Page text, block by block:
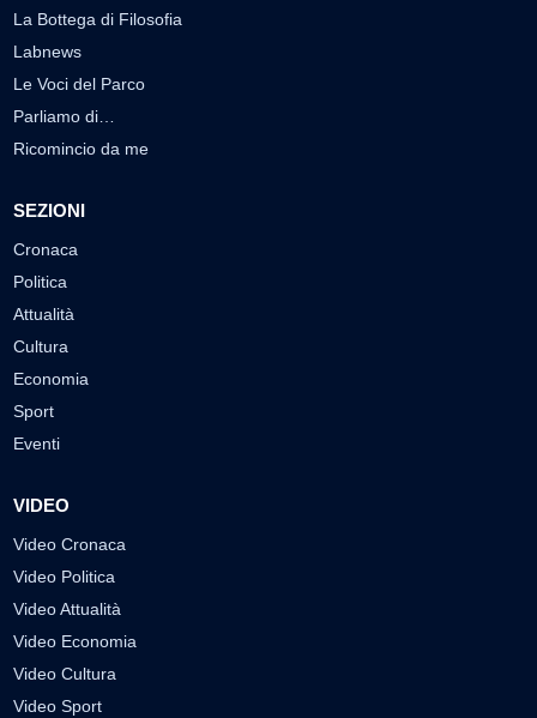
La Bottega di Filosofia
Labnews
Le Voci del Parco
Parliamo di…
Ricomincio da me
SEZIONI
Cronaca
Politica
Attualità
Cultura
Economia
Sport
Eventi
VIDEO
Video Cronaca
Video Politica
Video Attualità
Video Economia
Video Cultura
Video Sport